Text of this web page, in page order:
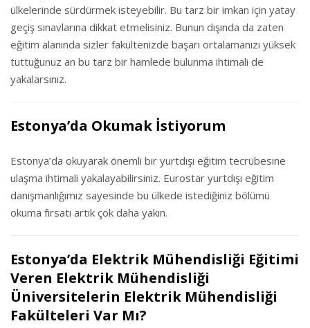
ülkelerinde sürdürmek isteyebilir. Bu tarz bir imkan için yatay
geçiş sınavlarına dikkat etmelisiniz. Bunun dışında da zaten
eğitim alanında sizler fakültenizde başarı ortalamanızı yüksek
tuttuğunuz an bu tarz bir hamlede bulunma ihtimali de
yakalarsınız.
Estonya’da Okumak İstiyorum
Estonya’da okuyarak önemli bir yurtdışı eğitim tecrübesine
ulaşma ihtimali yakalayabilirsiniz. Eurostar yurtdışı eğitim
danışmanlığımız sayesinde bu ülkede istediğiniz bölümü
okuma fırsatı artık çok daha yakın.
Estonya’da Elektrik Mühendisliği Eğitimi
Veren Elektrik Mühendisliği
Üniversitelerin Elektrik Mühendisliği
Fakülteleri Var Mı?